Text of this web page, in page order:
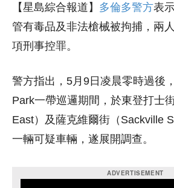
【星島綜合報道】 多倫多警方表
管有毒品及非法槍械被拘捕，兩
項刑事控罪。
警方指出，5月9日凌晨零時過後
Park一帶巡邏期間，於東登打士
East）及薩克維爾街（Sackville
一輛可疑車輛，遂展開調查。